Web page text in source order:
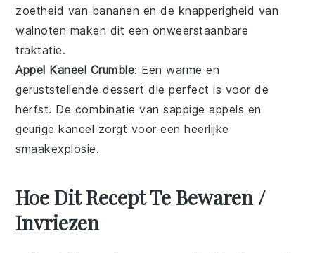
zoetheid van bananen en de knapperigheid van
walnoten maken dit een onweerstaanbare
traktatie.
Appel Kaneel Crumble: Een warme en
geruststellendedessert die perfect is voor de
herfst. De combinatie van sappigeappels en
geurigekaneel zorgt voor een heerlijke
smaakexplosie.
Hoe Dit Recept Te Bewaren /
Invriezen